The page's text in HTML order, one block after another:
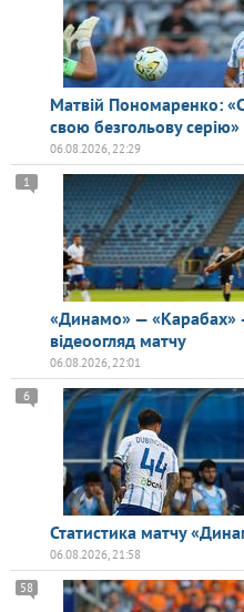
Матвій Пономаренко:
свою безгольову серію»
06.08.2026, 22:29
«Динамо» — «Карабах»
відеоогляд матчу
1
06.08.2026, 22:01
Статистика матчу
6
06.08.2026, 21:58
58